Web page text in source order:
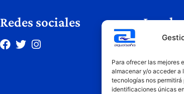
Para ofrecer las mejores
almacenar y/o acceder a
tecnologías nos
identificaciones únicas
Redes sociales Legal
Política de
Política de